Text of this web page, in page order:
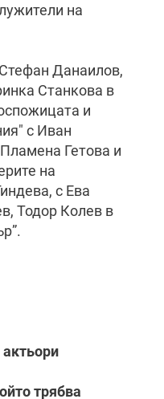
на
Данаилов,
Станкова в
и
с Иван
Гетова и
на
с Ева
Тодор Колев в
трябва